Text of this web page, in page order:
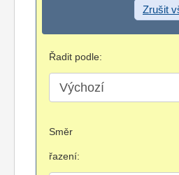
Zrušit
Řadit podle:
Směr
řazení: